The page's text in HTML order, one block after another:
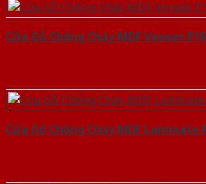
Cửa Gỗ Chống Cháy MDF Veneer
Cửa Gỗ Chống Cháy MDF Laminate